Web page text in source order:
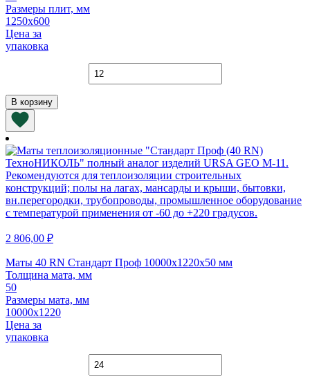
Размеры плит, мм
1250х600
Цена за
упаковка
Количество
товара
В корзину
2 806,00 ₽
Маты 40 RN Стандарт Проф 10000х1220х50 мм
Толщина мата, мм
50
Размеры мата, мм
10000х1220
Цена за
упаковка
Количество
товара